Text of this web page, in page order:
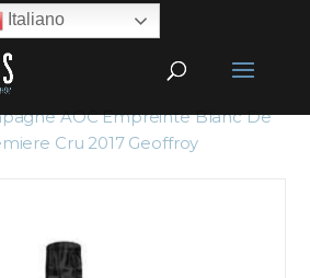
AOC Empreinte Blanc De
Cru 2017 Geoffroy
Italiano